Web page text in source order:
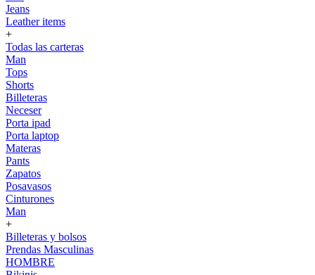
Jeans
Leather items
+
Todas las carteras
Man
Tops
Shorts
Billeteras
Neceser
Porta ipad
Porta laptop
Materas
Pants
Zapatos
Posavasos
Cinturones
Man
+
Billeteras y bolsos
Prendas Masculinas
HOMBRE